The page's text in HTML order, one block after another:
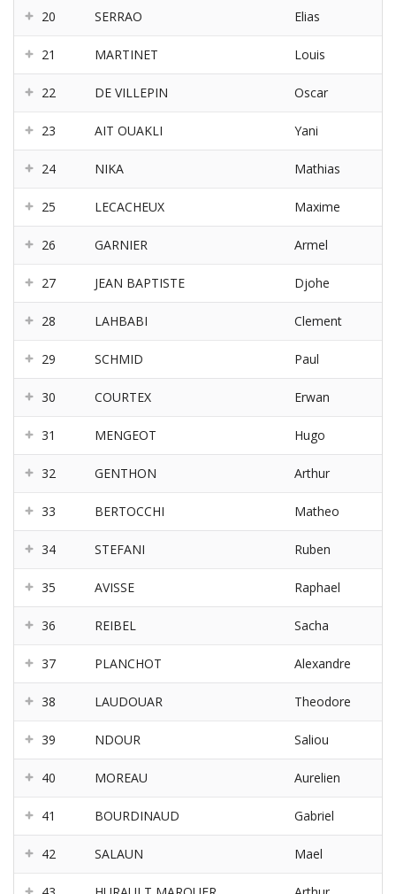
20 SERRAO Elias
21 MARTINET Louis
22 DE VILLEPIN Oscar
23 AIT OUAKLI Yani
24 NIKA Mathias
25 LECACHEUX Maxime
26 GARNIER Armel
27 JEAN BAPTISTE Djohe
28 LAHBABI Clement
29 SCHMID Paul
30 COURTEX Erwan
31 MENGEOT Hugo
32 GENTHON Arthur
33 BERTOCCHI Matheo
34 STEFANI Ruben
35 AVISSE Raphael
36 REIBEL Sacha
37 PLANCHOT Alexandre
38 LAUDOUAR Theodore
39 NDOUR Saliou
40 MOREAU Aurelien
41 BOURDINAUD Gabriel
42 SALAUN Mael